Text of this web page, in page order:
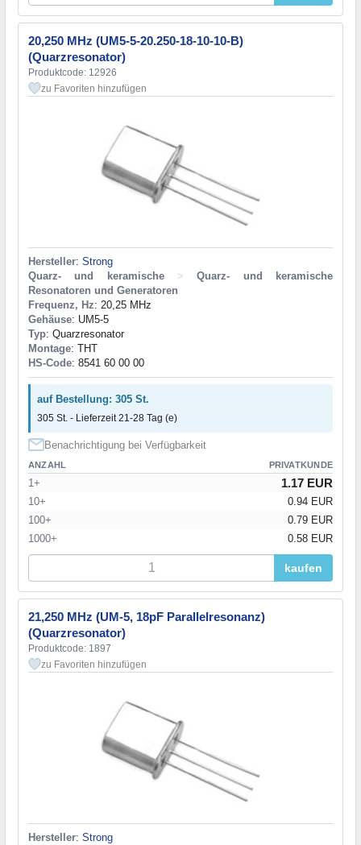
20,250 MHz (UM5-5-20.250-18-10-10-B)
(Quarzresonator)
Produktcode: 12926
zu Favoriten hinzufügen
Hersteller: Strong
Quarz- und keramische
>
Quarz- und keramische
Resonatoren und Generatoren
Frequenz, Hz: 20,25 MHz
Gehäuse: UM5-5
Typ: Quarzresonator
Montage: THT
HS-Code: 8541 60 00 00
auf Bestellung: 305 St.
305 St. - Lieferzeit 21-28 Tag (e)
Benachrichtigung bei Verfügbarkeit
ANZAHL PRIVATKUNDE
1+ 1.17 EUR
10+
0.94 EUR
100+
0.79 EUR
1000+
0.58 EUR
kaufen
21,250 MHz (UM-5, 18pF Parallelresonanz)
(Quarzresonator)
Produktcode: 1897
zu Favoriten hinzufügen
Hersteller: Strong